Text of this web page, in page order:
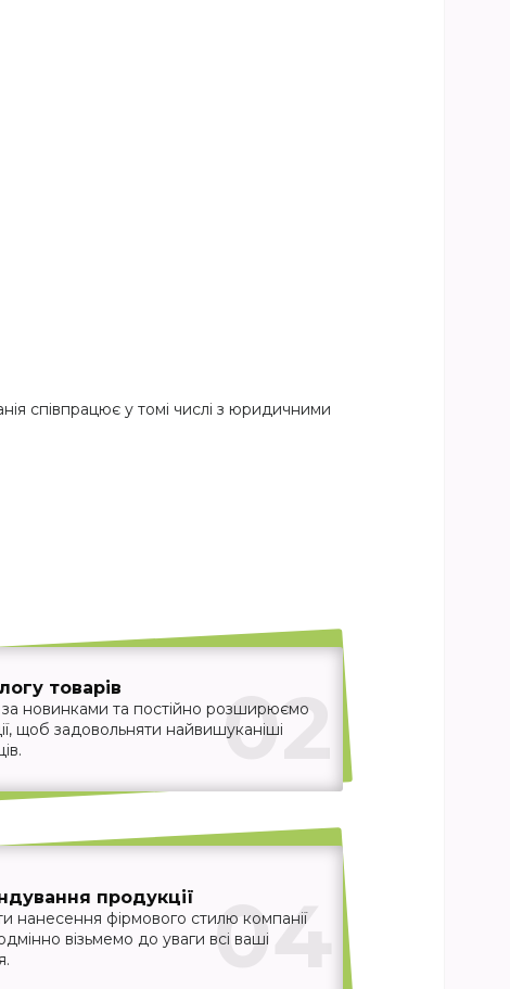
співпрацює у томі числі з юридичними
02
товарів
новинками та постійно розширюємо
щоб задовольняти найвишуканіші
04
продукції
нанесення фірмового стилю компанії
візьмемо до уваги всі ваші